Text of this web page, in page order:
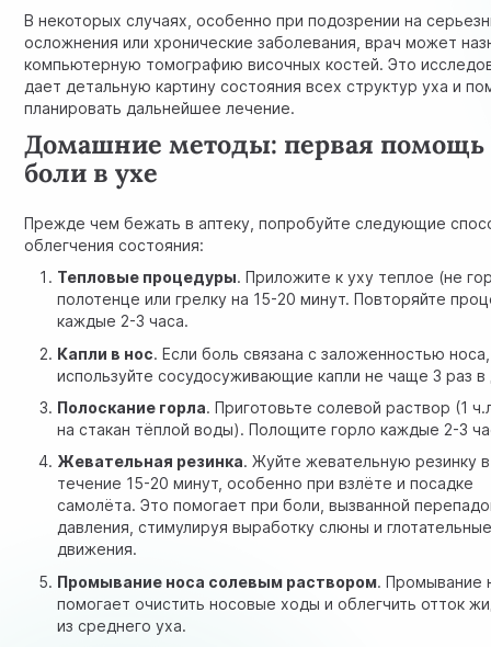
В некоторых случаях, особенно при подозрении на
осложнения или хронические заболевания, врач может
компьютерную томографию височных костей. Это
дает детальную картину состояния всех структур уха и
планировать дальнейшее лечение.
Домашние методы: первая помощь
боли в ухе
Прежде чем бежать в аптеку, попробуйте следующие
облегчения состояния:
Тепловые процедуры. Приложите к уху теплое (не
полотенце или грелку на 15-20 минут. Повторяйте
каждые 2-3 часа.
Капли в нос. Если боль связана с заложенностью носа,
используйте сосудосуживающие капли не чаще 3 раз в
Полоскание горла. Приготовьте солевой раствор (1
на стакан тёплой воды). Полощите горло каждые 2-3
Жевательная резинка. Жуйте жевательную резинку в
течение 15-20 минут, особенно при взлёте и посадке
самолёта. Это помогает при боли, вызванной
давления, стимулируя выработку слюны и
движения.
Промывание носа солевым раствором. Промывание
помогает очистить носовые ходы и облегчить отток
из среднего уха.